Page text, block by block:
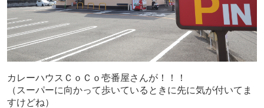
カレーハウスＣｏＣｏ壱番屋さんが！！！
（スーパーに向かって歩いているときに先に気が付いてま
すけどね）